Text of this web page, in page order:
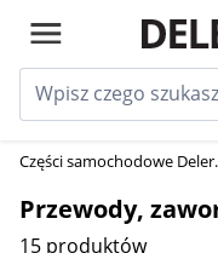
Części samochodowe
Przewody,
15 produktów